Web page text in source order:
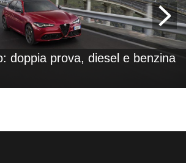
doppia prova, diesel e benzina